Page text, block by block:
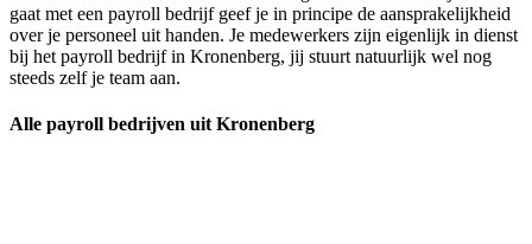
gaat met een payroll bedrijf geef je in principe de aansprakelijkheid
over je personeel uit handen. Je medewerkers zijn eigenlijk in dienst
bij het payroll bedrijf in Kronenberg, jij stuurt natuurlijk wel nog
steeds zelf je team aan.
Alle payroll bedrijven uit Kronenberg